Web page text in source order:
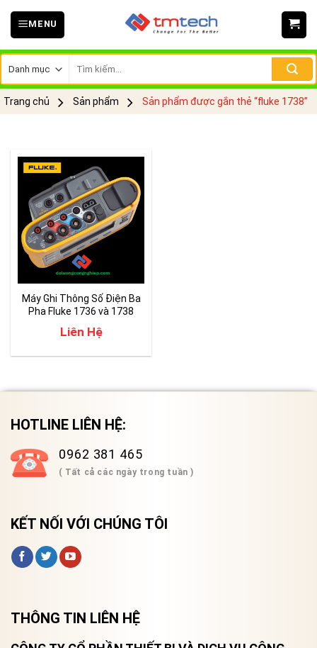
Skip
MENU
kiếm:
Trang chủ Sản phẩm Sản phẩm được gắn thẻ “fluke 1738”
Máy Ghi Thông Số Điện Ba
Pha Fluke 1736 và 1738
Liên Hệ
HOTLINE LIÊN HỆ:
0962 381 465
( Tất cả các ngày trong tuần )
KẾT NỐI VỚI CHÚNG TÔI
THÔNG TIN LIÊN HỆ